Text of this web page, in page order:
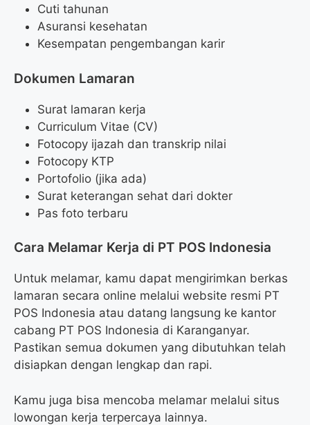
Cuti tahunan
Asuransi kesehatan
Kesempatan pengembangan karir
Dokumen Lamaran
Surat lamaran kerja
Curriculum Vitae (CV)
Fotocopy ijazah dan transkrip nilai
Fotocopy KTP
Portofolio (jika ada)
Surat keterangan sehat dari dokter
Pas foto terbaru
Cara Melamar Kerja di PT POS Indonesia
Untuk melamar, kamu dapat mengirimkan berkas
lamaran secara online melalui website resmi PT
POS Indonesia atau datang langsung ke kantor
cabang PT POS Indonesia di Karanganyar.
Pastikan semua dokumen yang dibutuhkan telah
disiapkan dengan lengkap dan rapi.
Kamu juga bisa mencoba melamar melalui situs
lowongan kerja terpercaya lainnya.